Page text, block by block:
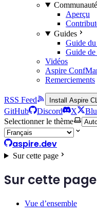
Aperçu
Guides
Guide
Guide
Vidéos
Aspire Conf
Remerciements
RSS Feed Install Aspire
GitHub Discord X
Selectionner le thème
aspire.dev
Sur cette page
Sur cette page
Vue d’ensemble